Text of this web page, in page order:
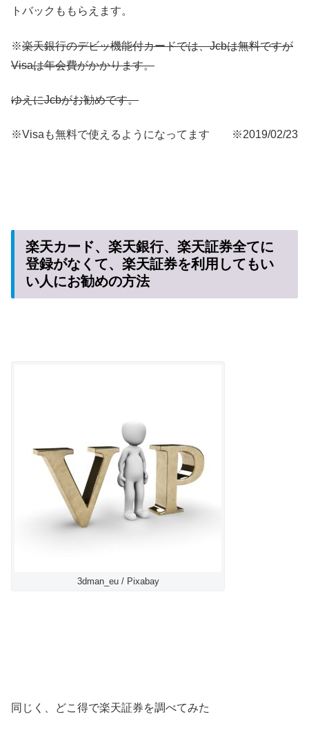
トバックももらえます。
※楽天銀行のデビッ機能付カードでは、Jcbは無料ですが
Visaは年会費がかかります。
ゆえにJcbがお勧めです。
※Visaも無料で使えるようになってます ※2019/02/23
楽天カード、楽天銀行、楽天証券全てに
登録がなくて、楽天証券を利用してもい
い人にお勧めの方法
3dman_eu / Pixabay
同じく、どこ得で楽天証券を調べてみた